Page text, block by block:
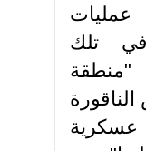
في تلك